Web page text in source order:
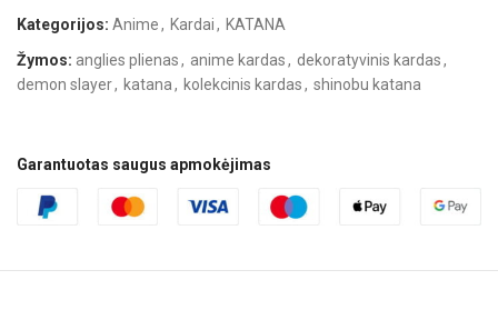
Kategorijos: Anime, Kardai, KATANA
Žymos: anglies plienas, anime kardas, dekoratyvinis kardas,
demon slayer, katana, kolekcinis kardas, shinobu katana
Garantuotas saugus apmokėjimas